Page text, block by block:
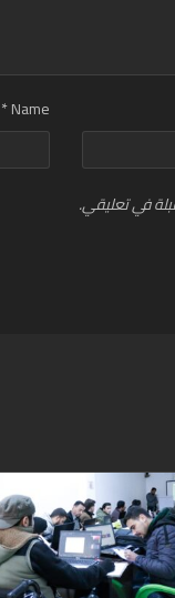
Name
*
في تعليقي.